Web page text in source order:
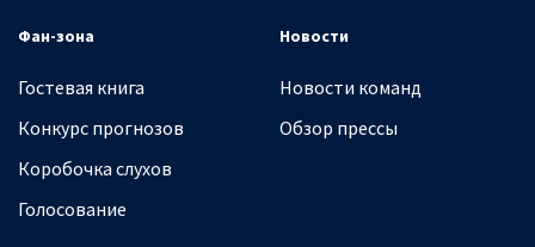
Фан-зона
Гостевая книга
Конкурс прогнозов
Коробочка слухов
Голосование
Новости
Новости команд
Обзор прессы